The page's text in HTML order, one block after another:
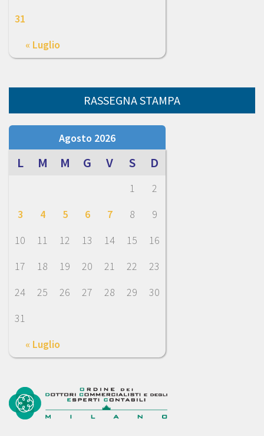
« Luglio
31
RASSEGNA STAMPA
Agosto 2026
L M M G V S D
« Luglio
1
2
3
4 5 6 7 8
9
10
11 12 13 14 15
16
17
18 19 20 21 22
23
24
25 26 27 28 29
30
31